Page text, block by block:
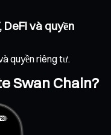
DeFi và quyền
quyền riêng tư.
Swan Chain?